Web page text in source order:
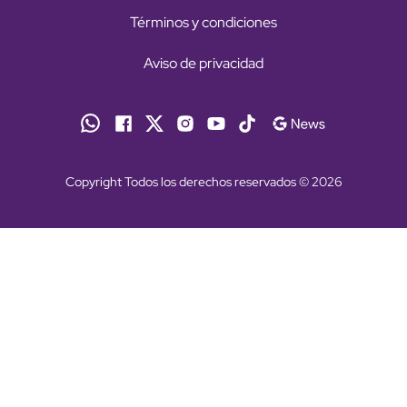
Términos y condiciones
Aviso de privacidad
Copyright Todos los derechos reservados © 2026